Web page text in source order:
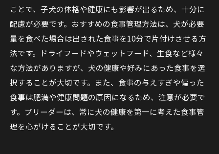
ことで、子犬の体格や健康にも影響が出るため、十分に
配慮が必要です。おすすめの食事管理方法は、犬が必要
量を食べた場合は出された食事を10分で片付けさせる方
法です。ドライフードやウェットフード、生食など様々
な方法がありますが、犬の健康や好みにあった食事を選
択することが大切です。また、食事の与えすぎや偏った
食事は肥満や健康問題の原因になるため、注意が必要で
す。ブリーダーは、常に犬の健康を第一に考えた食事管
理を心がけることが大切です。